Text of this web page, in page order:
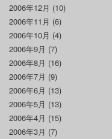
2006年12月 (10)
2006年11月 (6)
2006年10月 (4)
2006年9月 (7)
2006年8月 (16)
2006年7月 (9)
2006年6月 (13)
2006年5月 (13)
2006年4月 (15)
2006年3月 (7)